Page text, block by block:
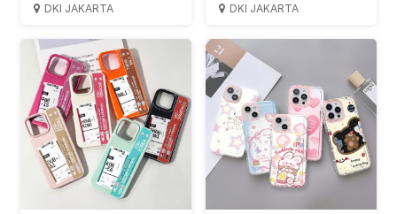
DKI JAKARTA DKI JAKARTA